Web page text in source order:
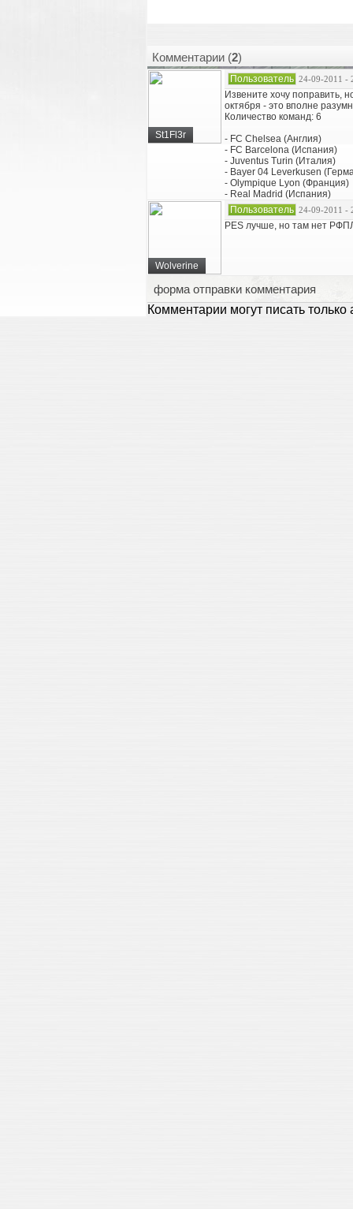
Комментарии (2)
St1Fl3r
Пользователь 24-09-2011 -
Извените хочу поправить,
октября - это вполне
Количество команд: 6
- FC Chelsea (Англия)
- FC Barcelona (Испания)
- Juventus Turin (Италия)
- Bayer 04 Leverkusen
- Olympique Lyon (Франция)
- Real Madrid (Испания)
Wolverine
Пользователь 24-09-2011 -
PES лучше, но там нет
форма отправки комментария
Комментарии могут писать